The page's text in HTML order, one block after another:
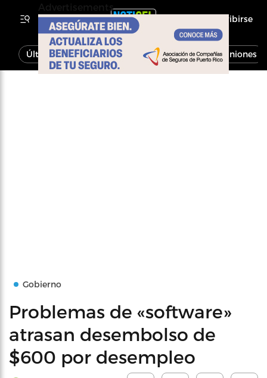
Inscribirse
Última Hora Noticias Economía Opiniones
Gobierno
Problemas de «software»
atrasan desembolso de
$600 por desempleo
Advertisements